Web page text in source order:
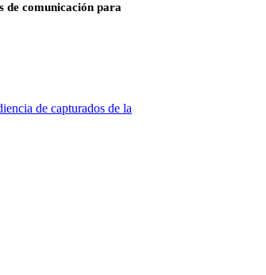
de comunicación para
de capturados de la